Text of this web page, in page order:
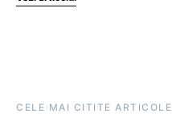
CELE MAI CITITE ARTICOLE